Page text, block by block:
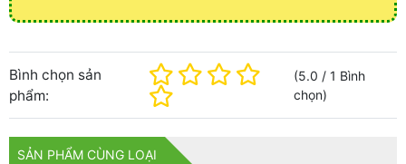
Bình chọn sản
phẩm:
(5.0 /1 Bình
chọn)
SẢN PHẨM CÙNG LOẠI